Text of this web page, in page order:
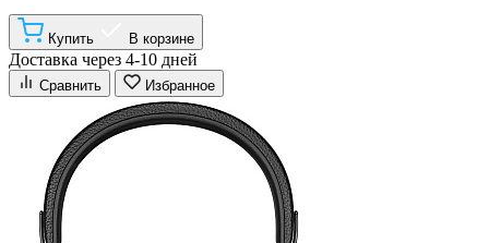
Купить В корзине
Доставка через 4-10 дней
Сравнить Избранное